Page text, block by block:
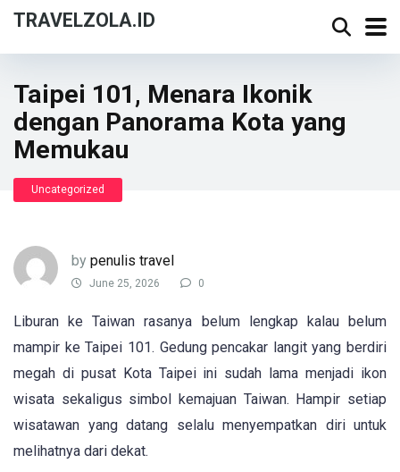
TRAVELZOLA.ID
Taipei 101, Menara Ikonik
dengan Panorama Kota yang
Memukau
Uncategorized
by penulis travel
June 25, 2026 0
Liburan ke Taiwan rasanya belum lengkap kalau belum
mampir ke Taipei 101. Gedung pencakar langit yang berdiri
megah di pusat Kota Taipei ini sudah lama menjadi ikon
wisata sekaligus simbol kemajuan Taiwan. Hampir setiap
wisatawan yang datang selalu menyempatkan diri untuk
melihatnya dari dekat.